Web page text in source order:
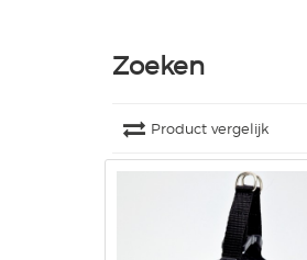
Zoeken
Product vergelijk